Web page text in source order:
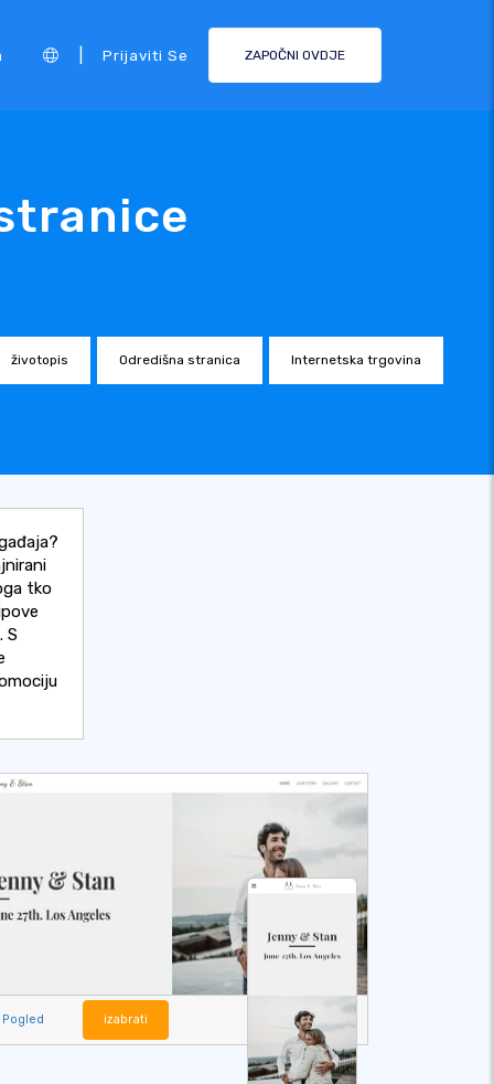
Prijaviti Se ZAPOČNI OVDJE
životopis Odredišna stranica Internetska trgovina
tko
S
Pogled izabrati